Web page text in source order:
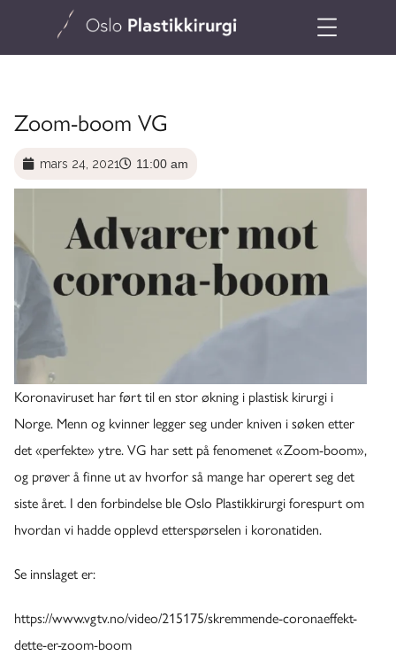
Zoom-boom VG
mars 24, 2021 11:00 am
Koronaviruset har ført til en stor økning i plastisk kirurgi i
Norge. Menn og kvinner legger seg under kniven i søken etter
det «perfekte» ytre. VG har sett på fenomenet «Zoom-boom»,
og prøver å finne ut av hvorfor så mange har operert seg det
siste året. I den forbindelse ble Oslo Plastikkirurgi forespurt om
hvordan vi hadde opplevd etterspørselen i koronatiden.
Se innslaget er:
https://www.vgtv.no/video/215175/skremmende-coronaeffekt-
dette-er-zoom-boom